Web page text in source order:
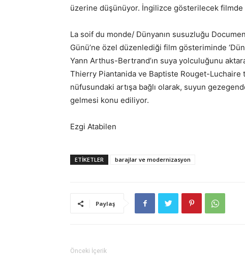
üzerine düşünüyor. İngilizce gösterilecek filmde
La soif du monde/ Dünyanın susuzluğu
Günü’ne özel düzenlediği film gösteriminde
Yann Arthus-Bertrand’ın suya yolculuğunu
Thierry Piantanida ve Baptiste Rouget-Luchaire
nüfusundaki artışa bağlı olarak, suyun
gelmesi konu ediliyor.
Ezgi Atabilen
ETIKETLER barajlar ve modernizasyon
Paylaş
Önceki İçerik